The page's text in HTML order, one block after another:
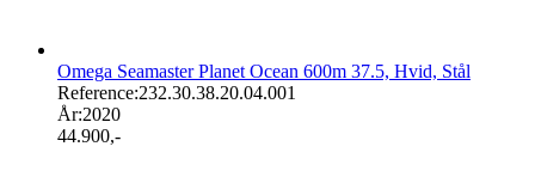
Omega Seamaster Planet Ocean 600m 37.5, Hvid, Stål
Reference:232.30.38.20.04.001
År:2020
44.900,-